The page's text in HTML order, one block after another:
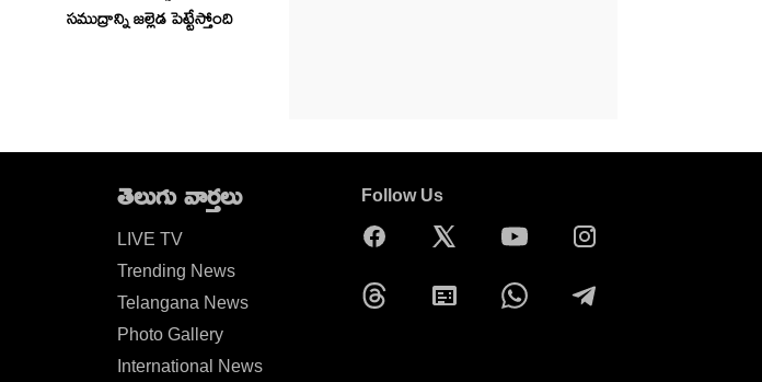
సముద్రాన్ని జల్లెడ పెట్టేస్తోంది
తెలుగు వార్తలు
LIVE TV
Trending News
Telangana News
Photo Gallery
International News
Follow Us